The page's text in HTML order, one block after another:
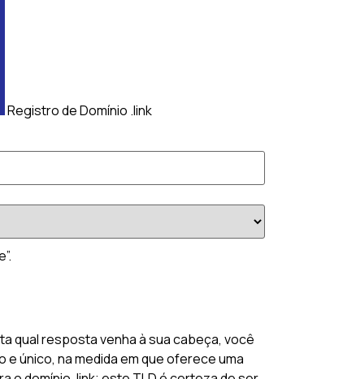
Registro de Domínio .link
qual resposta venha à sua cabeça, você
único, na medida em que oferece uma